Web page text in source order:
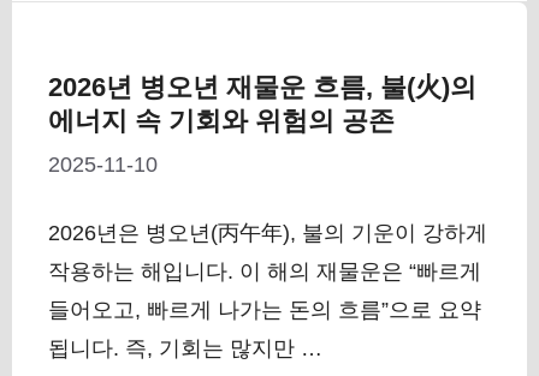
2026년 병오년 재물운 흐름, 불(火)의
에너지 속 기회와 위험의 공존
2025-11-10
2026년은 병오년(丙午年), 불의 기운이 강하게
작용하는 해입니다. 이 해의 재물운은 “빠르게
들어오고, 빠르게 나가는 돈의 흐름”으로 요약
됩니다. 즉, 기회는 많지만 …